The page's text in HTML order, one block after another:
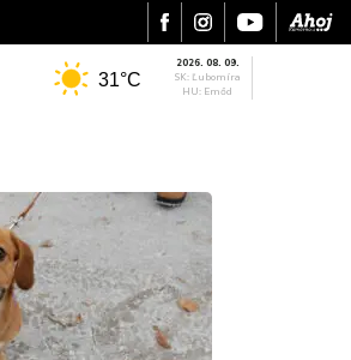
ŠPORT
KULTÚRA
FOTKY
VIDEO
MIX
31°C
2026. 08. 09.
SK: Ľubomíra
HU: Emőd